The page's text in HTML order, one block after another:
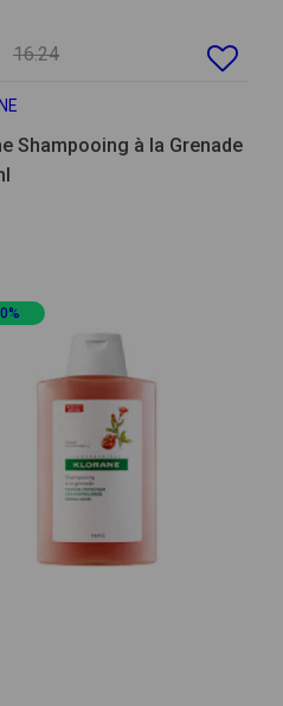
16.24
Shampooing à la Grenade